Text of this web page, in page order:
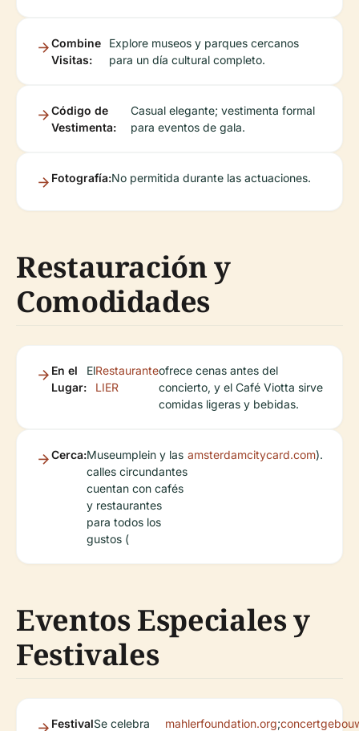
Combine
Visitas:
Explore museos y parques cercanos
para un día cultural completo.
Código de
Vestimenta:
Casual elegante; vestimenta formal
para eventos de gala.
Fotografía:No permitida durante las actuaciones.
Restauración y
Comodidades
En el
Lugar:
ElRestaurante
LIER
ofrece cenas antes del
concierto, y el Café Viotta sirve
comidas ligeras y bebidas.
Cerca:Museumplein y las
calles circundantes
cuentan con cafés
y restaurantes
para todos los
gustos (
amsterdamcitycard.com).
Eventos Especiales y
Festivales
FestivalSe celebra
mahlerfoundation.org;